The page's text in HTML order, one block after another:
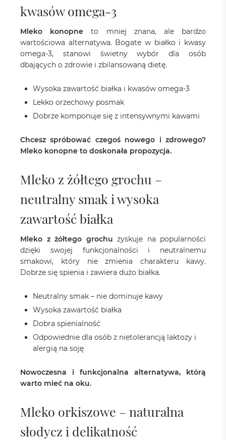
kwasów omega-3
Mleko konopne to mniej znana, ale bardzo
wartościowa alternatywa. Bogate w białko i kwasy
omega-3, stanowi świetny wybór dla osób
dbających o zdrowie i zbilansowaną dietę.
Wysoka zawartość białka i kwasów omega-3
Lekko orzechowy posmak
Dobrze komponuje się z intensywnymi kawami
Chcesz spróbować czegoś nowego i zdrowego?
Mleko konopne to doskonała propozycja.
Mleko z żółtego grochu –
neutralny smak i wysoka
zawartość białka
Mleko z żółtego grochu zyskuje na popularności
dzięki swojej funkcjonalności i neutralnemu
smakowi, który nie zmienia charakteru kawy.
Dobrze się spienia i zawiera dużo białka.
Neutralny smak – nie dominuje kawy
Wysoka zawartość białka
Dobra spienialność
Odpowiednie dla osób z nietolerancją laktozy i
alergią na soję
Nowoczesna i funkcjonalna alternatywa, którą
warto mieć na oku.
Mleko orkiszowe – naturalna
słodycz i delikatność